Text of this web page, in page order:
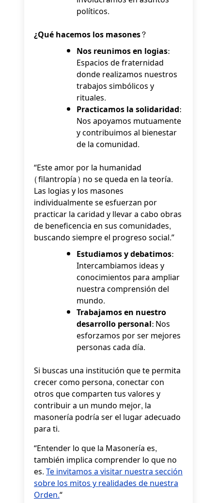
políticos.
¿Qué hacemos los masones?
Nos reunimos en logias:
Espacios de fraternidad
donde realizamos nuestros
trabajos simbólicos y
rituales.
Practicamos la solidaridad:
Nos apoyamos mutuamente
y contribuimos al bienestar
de la comunidad.
“Este amor por la humanidad
(filantropía) no se queda en la teoría.
Las logias y los masones
individualmente se esfuerzan por
practicar la caridad y llevar a cabo obras
de beneficencia en sus comunidades,
buscando siempre el progreso social.”
Estudiamos y debatimos:
Intercambiamos ideas y
conocimientos para ampliar
nuestra comprensión del
mundo.
Trabajamos en nuestro
desarrollo personal:Nos
esforzamos por ser mejores
personas cada día.
Si buscas una institución que te permita
crecer como persona, conectar con
otros que comparten tus valores y
contribuir a un mundo mejor, la
masonería podría ser el lugar adecuado
para ti.
“Entender lo que la Masonería es,
también implica comprender lo que no
es.Te invitamos a visitar nuestra sección
sobre los mitos y realidades de nuestra
Orden.“